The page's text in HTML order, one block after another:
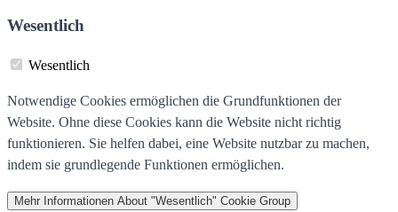
Wesentlich
Wesentlich
Notwendige Cookies ermöglichen die Grundfunktionen der
Website. Ohne diese Cookies kann die Website nicht richtig
funktionieren. Sie helfen dabei, eine Website nutzbar zu machen,
indem sie grundlegende Funktionen ermöglichen.
Mehr Informationen About "Wesentlich" Cookie Group